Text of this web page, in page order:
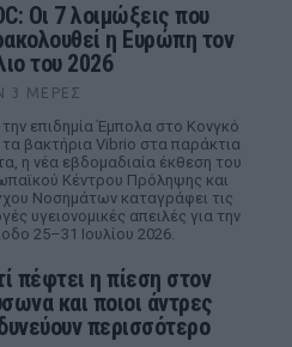
Οι 7 λοιμώξεις που
η Ευρώπη τον
του 2026
3 ΜΈΡΕΣ
επιδημία Έμπολα στο Κονγκό
βακτήρια Vibrio στα παράκτια
η νέα εβδομαδιαία έκθεση του
Κέντρου Πρόληψης και
Νοσημάτων καταγράφει τις
υγειονομικές απειλές για την
25–31 Ιουλίου 2026.
πέφτει η πίεση στον
και ποιοι άντρες
περισσότερο